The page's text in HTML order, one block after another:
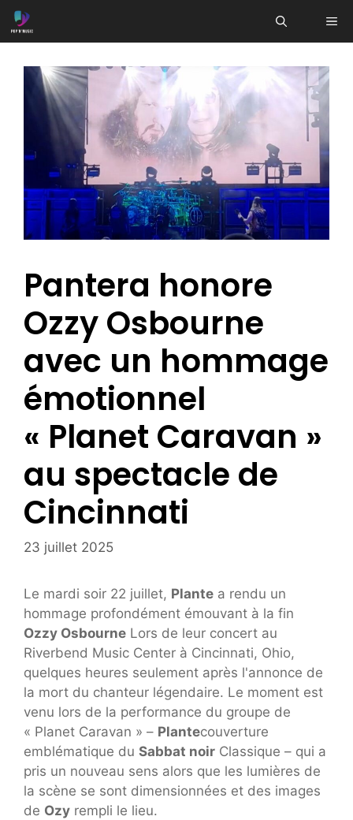
Aller
au
Pantera honore
Ozzy Osbourne
avec un hommage
émotionnel
« Planet Caravan »
au spectacle de
Cincinnati
23 juillet 2025
Le mardi soir 22 juillet, Plante a rendu un
hommage profondément émouvant à la fin
Ozzy Osbourne Lors de leur concert au
Riverbend Music Center à Cincinnati, Ohio,
quelques heures seulement après l'annonce de
la mort du chanteur légendaire. Le moment est
venu lors de la performance du groupe de
« Planet Caravan » – Plantecouverture
emblématique du Sabbat noir Classique – qui a
pris un nouveau sens alors que les lumières de
la scène se sont dimensionnées et des images
de Ozy rempli le lieu.